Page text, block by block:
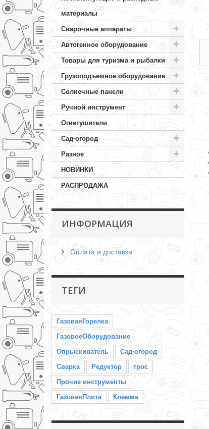
материалы
Сварочные аппараты
Автогенное оборудование
Товары для туризма и рыбалки
Грузоподъемное оборудование
Солнечные панели
Ручной инструмент
Огнетушители
Сад-огород
Разное
НОВИНКИ
РАСПРОДАЖА
ИНФОРМАЦИЯ
Оплата и доставка
ТЕГИ
ГазоваяГорелка
ГазовоеОборудование
Опрыскиватель
Сад-огород
Сварка
Редуктор
трос
Прочие инструменты
ГазоваяПлита
Клемма